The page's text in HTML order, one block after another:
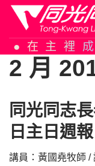
Skip
to
content
在主裡
2 月
同光同志
日主日週報
講員：黃國堯牧師 /